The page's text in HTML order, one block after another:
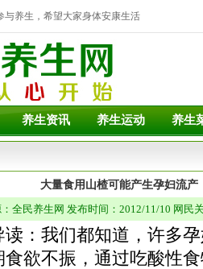
与养生，希望大家身体安康生活
养生资讯 养生运动 养生
大量食用山楂可能产生孕妇流产
全民养生网 发布时间：2012/11/10 网民
我们都知道，许多孕
欲不振，通过吃酸性